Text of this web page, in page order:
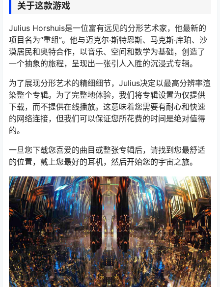
关于这款游戏
Julius Horshuis是一位富有远见的分形艺术家，他最新的
项目名为“重组”。他与迈克尔·斯特恩斯、马克斯·库珀、沙
漠居民和奥特合作，以音乐、空间和数学为基础，创造了
一个抽象的旅程，呈现出一张引人入胜的沉浸式专辑。
为了展现分形艺术的精细细节，Julius决定以最高分辨率渲
染整个专辑。为了完整地体验，我们将专辑设置为仅提供
下载，而不提供在线播放。这意味着您需要有耐心和快速
的网络连接，但我们可以保证您所花费的时间是绝对值得
的。
一旦您下载您喜爱的曲目或整张专辑后，请找到您最舒适
的位置，戴上您最好的耳机，然后开始您的宇宙之旅。